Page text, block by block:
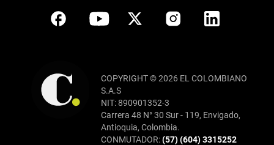
COPYRIGHT © 2026 EL COLOMBIANO
S.A.S
NIT: 890901352-3
Carrera 48 N° 30 Sur - 119, Envigado,
Antioquia, Colombia.
CONMUTADOR:(57) (604) 3315252